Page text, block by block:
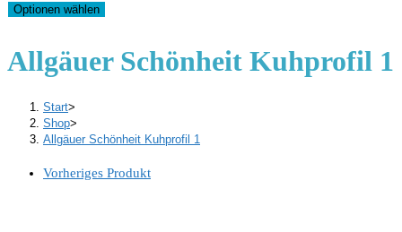
Optionen wählen
Allgäuer Schönheit Kuhprofil 1
Start>
Shop>
Allgäuer Schönheit Kuhprofil 1
Vorheriges Produkt